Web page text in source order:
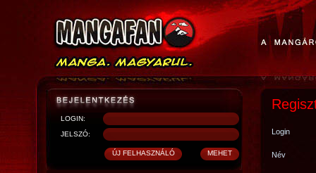
LOGIN:
JELSZÓ:
Login
Név